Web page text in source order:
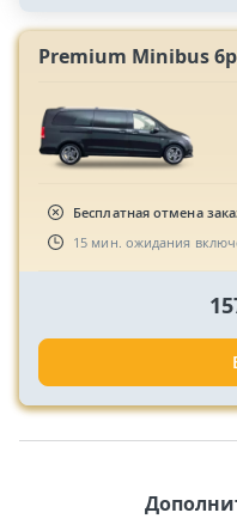
Premium Minibus
Бесплатная отмена
15 мин. ожидания